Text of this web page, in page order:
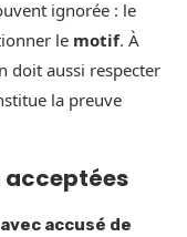
ignorée : le
le motif. À
doit aussi respecter
la preuve
accusé de